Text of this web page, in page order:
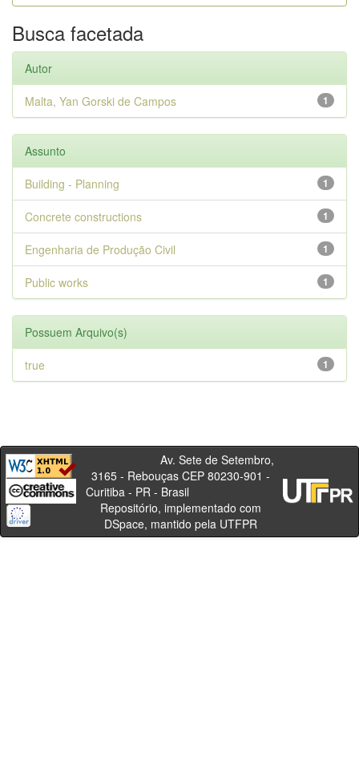
Busca facetada
Autor
1
Malta, Yan Gorski de Campos
Assunto
1
Building - Planning
1
Concrete constructions
1
Engenharia de Produção Civil
1
Public works
Possuem Arquivo(s)
1
true
Av. Sete de Setembro,
3165 - Rebouças CEP 80230-901 -
Curitiba - PR - Brasil
Repositório, implementado com
DSpace, mantido pela UTFPR